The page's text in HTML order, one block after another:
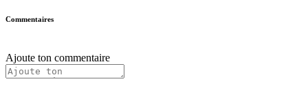
Commentaires
Ajoute ton commentaire